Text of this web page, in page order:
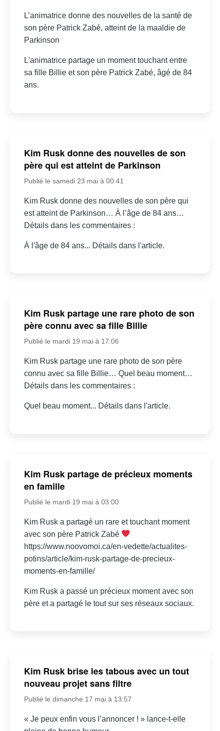
L’animatrice donne des nouvelles de la santé de
son père Patrick Zabé, atteint de la maaldie de
Parkinson
L'animatrice partage un moment touchant entre
sa fille Billie et son père Patrick Zabé, âgé de 84
ans.
Kim Rusk donne des nouvelles de son
père qui est atteint de Parkinson
Publié le samedi 23 mai à 00:41
Kim Rusk donne des nouvelles de son père qui
est atteint de Parkinson… À l’âge de 84 ans…
Détails dans les commentaires :
À l'âge de 84 ans... Détails dans l'article.
Kim Rusk partage une rare photo de son
père connu avec sa fille Billie
Publié le mardi 19 mai à 17:06
Kim Rusk partage une rare photo de son père
connu avec sa fille Billie… Quel beau moment…
Détails dans les commentaires :
Quel beau moment... Détails dans l'article.
Kim Rusk partage de précieux moments
en famille
Publié le mardi 19 mai à 03:00
Kim Rusk a partagé un rare et touchant moment
avec son père Patrick Zabé
https://www.noovomoi.ca/en-vedette/actualites-
potins/article/kim-rusk-partage-de-precieux-
moments-en-famille/
Kim Rusk a passé un précieux moment avec son
père et a partagé le tout sur ses réseaux sociaux.
Kim Rusk brise les tabous avec un tout
nouveau projet sans filtre
Publié le dimanche 17 mai à 13:57
« Je peux enfin vous l’annoncer ! » lance-t-elle